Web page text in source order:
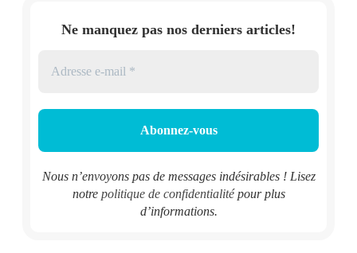
Ne manquez pas nos derniers articles!
Nous n’envoyons pas de messages indésirables ! Lisez
notre politique de confidentialitépour plus
d’informations.